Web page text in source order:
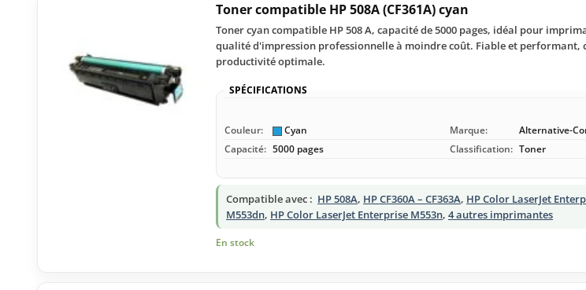
Toner compatible HP 508A (CF361A) cyan
Toner cyan compatible HP 508 A, capacité de 5000 pages, idéal pour
qualité d'impression professionnelle à moindre coût. Fiable et performant,
productivité optimale.
SPÉCIFICATIONS
Couleur: Cyan Marque:
Alternative-
Capacité: 5000 pages Classification: Toner
Compatible avec : HP 508A, HP CF360A – CF363A, HP Color LaserJet
M553dn, HP Color LaserJet Enterprise M553n, 4 autres imprimantes
En stock